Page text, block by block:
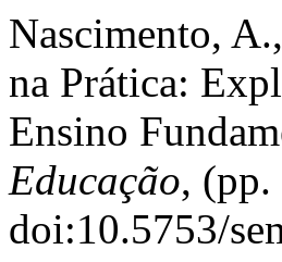
Nascimento,
na Prática:
Ensino
Educação,
doi:10.5753/